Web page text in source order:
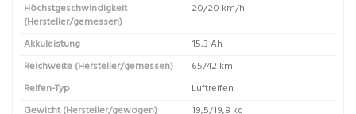
Höchstgeschwindigkeit
(Hersteller/gemessen)
20/20 km/h
Akkuleistung
15,3 Ah
Reichweite (Hersteller/gemessen)
65/42 km
Reifen-Typ
Luftreifen